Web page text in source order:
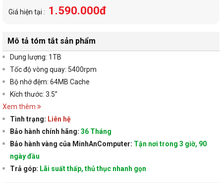
Giá hiện tại : 1.590.000đ
Mô tả tóm tắt sản phẩm
Dung lượng: 1TB
Tốc độ vòng quay: 5400rpm
Bộ nhớ đệm: 64MB Cache
Kích thước: 3.5”
Xem thêm
Tình trạng: Liên hệ
Bảo hành chính hãng: 36 Tháng
Bảo hành vàng của MinhAnComputer: Tận nơi trong 3 giờ, 90
ngày đầu
Trả góp: Lãi suất thấp, thủ thục nhanh gọn